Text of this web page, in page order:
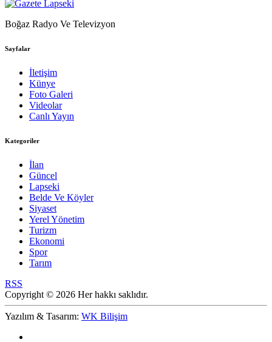
Boğaz Radyo Ve Televizyon
Sayfalar
İletişim
Künye
Foto Galeri
Videolar
Canlı Yayın
Kategoriler
İlan
Güncel
Lapseki
Belde Ve Köyler
Siyaset
Yerel Yönetim
Turizm
Ekonomi
Spor
Tarım
RSS
Copyright © 2026 Her hakkı saklıdır.
Yazılım & Tasarım: WK Bilişim